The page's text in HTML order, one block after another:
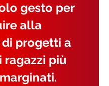
gesto per
alla
progetti a
ragazzi più